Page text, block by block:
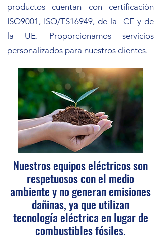
productos cuentan con certificación
ISO9001, ISO/TS16949, de la CE y de
la UE. Proporcionamos servicios
personalizados para nuestros clientes.
Nuestros equipos eléctricos son
respetuosos con el medio
ambiente y no generan emisiones
dañinas, ya que utilizan
tecnología eléctrica en lugar de
combustibles fósiles.